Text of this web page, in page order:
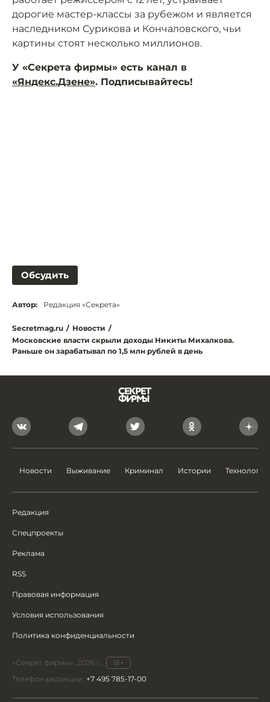
дорогие мастер-классы за рубежом и является
наследником Сурикова и Кончаловского, чьи
картины стоят несколько миллионов.
У «Секрета фирмы» есть канал в
«Яндекс.Дзене». Подписывайтесь!
Обсудить
Автор: Редакция «Секрета»
Secretmag.ru / Новости /
Московские власти скрыли доходы Никиты Михалкова.
Раньше он зарабатывал по 1,5 млн рублей в день
Новости Выживание Криминал Истории Технологии
Редакция
Спецпроекты
Реклама
RSS
Правовая информация
Условия использования
Политика конфиденциальности
«Секрет фирмы», 2026 г.
18+
Телефон редакции: +7 495 785-17-00